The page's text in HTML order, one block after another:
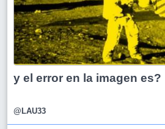
y el error en la imagen es?
@LAU33